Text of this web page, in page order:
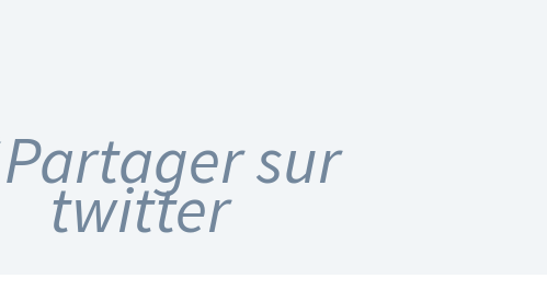
Partager sur
twitter